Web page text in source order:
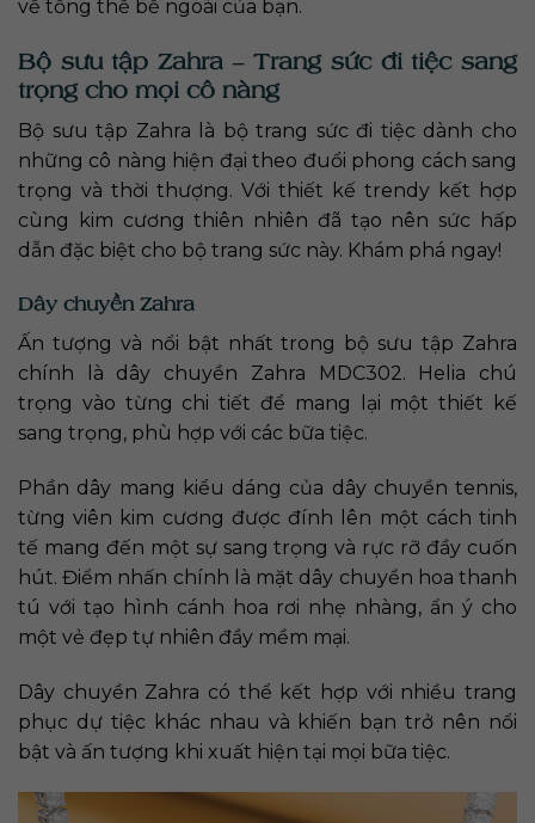
về tổng thể bề ngoài của bạn.
Bộ sưu tập Zahra – Trang sức đi tiệc sang
trọng cho mọi cô nàng
Bộ sưu tập Zahra là bộ trang sức đi tiệc dành cho
những cô nàng hiện đại theo đuổi phong cách sang
trọng và thời thượng. Với thiết kế trendy kết hợp
cùng kim cương thiên nhiên đã tạo nên sức hấp
dẫn đặc biệt cho bộ trang sức này. Khám phá ngay!
Dây chuyền Zahra
Ấn tượng và nổi bật nhất trong bộ sưu tập Zahra
chính là dây chuyền Zahra MDC302. Helia chú
trọng vào từng chi tiết để mang lại một thiết kế
sang trọng, phù hợp với các bữa tiệc.
Phần dây mang kiểu dáng của dây chuyền tennis,
từng viên kim cương được đính lên một cách tinh
tế mang đến một sự sang trọng và rực rỡ đầy cuốn
hút. Điểm nhấn chính là mặt dây chuyền hoa thanh
tú với tạo hình cánh hoa rơi nhẹ nhàng, ẩn ý cho
một vẻ đẹp tự nhiên đầy mềm mại.
Dây chuyền Zahra có thể kết hợp với nhiều trang
phục dự tiệc khác nhau và khiến bạn trở nên nổi
bật và ấn tượng khi xuất hiện tại mọi bữa tiệc.